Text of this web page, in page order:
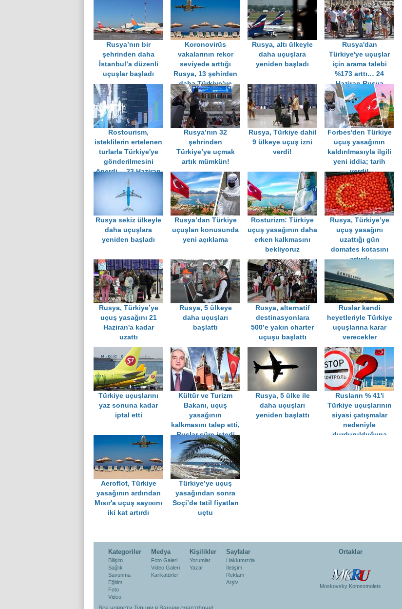
Rusya’nın bir
şehrinden daha
İstanbul’a düzenli
uçuşlar başladı
Koronovirüs
vakalarının rekor
seviyede arttığı
Rusya, 13 şehirden
daha Türkiye’ye
uçuş izni verdi!
Rusya, altı ülkeyle
daha uçuşlara
yeniden başladı
Rusya'dan
Türkiye'ye uçuşlar
için arama talebi
%173 arttı… 24
Haziran Rusya
gündemeri
Rostourism,
isteklilerin ertelenen
turlarla Türkiye'ye
gönderilmesini
önerdi… 23 Haziran
Rusya gündemleri
Rusya’nın 32
şehrinden
Türkiye’ye uçmak
artık mümkün!
Rusya, Türkiye dahil
9 ülkeye uçuş izni
verdi!
Forbes'den Türkiye
uçuş yasağının
kaldırılmasıyla ilgili
yeni iddia; tarih
verdi!
Rusya sekiz ülkeyle
daha uçuşlara
yeniden başladı
Rusya’dan Türkiye
uçuşları konusunda
yeni açıklama
Rosturizm: Türkiye
uçuş yasağının daha
erken kalkmasını
bekliyoruz
Rusya, Türkiye’ye
uçuş yasağını
uzattığı gün
domates kotasını
artırdı
Rusya, Türkiye’ye
uçuş yasağını 21
Haziran'a kadar
uzattı
Rusya, 5 ülkeye
daha uçuşları
başlattı
Rusya, alternatif
destinasyonlara
500’e yakın charter
uçuşu başlattı
Ruslar kendi
heyetleriyle Türkiye
uçuşlarına karar
verecekler
Türkiye uçuşlarını
yaz sonuna kadar
iptal etti
Kültür ve Turizm
Bakanı, uçuş
yasağının
kalkmasını talep etti,
Ruslar süre istedi
Rusya, 5 ülke ile
daha uçuşları
yeniden başlattı
Rusların % 41'i
Türkiye uçuşlarının
siyasi çatışmalar
nedeniyle
durdurulduğuna
Aeroflot, Türkiye
yasağının ardından
Mısır'a uçuş sayısını
iki kat artırdı
Türkiye’ye uçuş
yasağından sonra
Soçi’de tatil fiyatları
uçtu
Kategoriler
Bilişim
Sağlık
Savunma
Eğitim
Foto
Video
Medya
Foto Galeri
Video Galeri
Karikatürler
Kişilikler
Yorumlar
Yazar
Sayfalar
Hakkımızda
İletişim
Reklam
Arşiv
Ortaklar
Moskovsky Komsomolets